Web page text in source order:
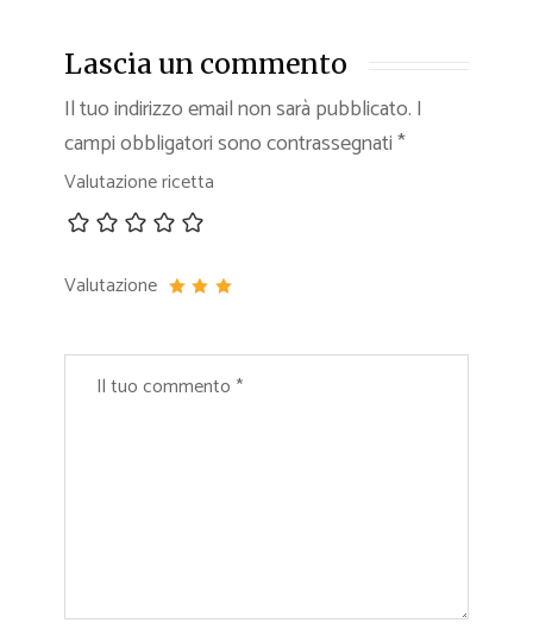
Lascia un commento
Il tuo indirizzo email non sarà pubblicato. I
campi obbligatori sono contrassegnati*
Valutazione ricetta
Valutazione